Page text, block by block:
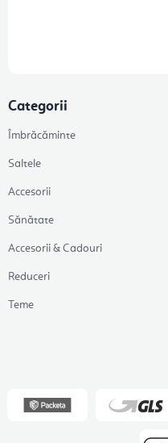
Categorii
Îmbrăcăminte
Saltele
Accesorii
Sănătate
Accesorii & Cadouri
Reduceri
Teme